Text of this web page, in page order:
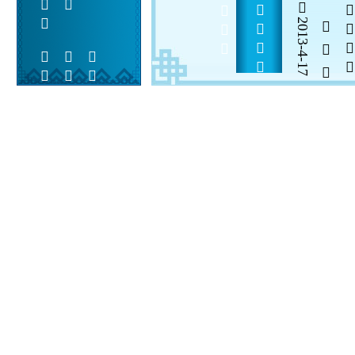
  
2013-4-17  